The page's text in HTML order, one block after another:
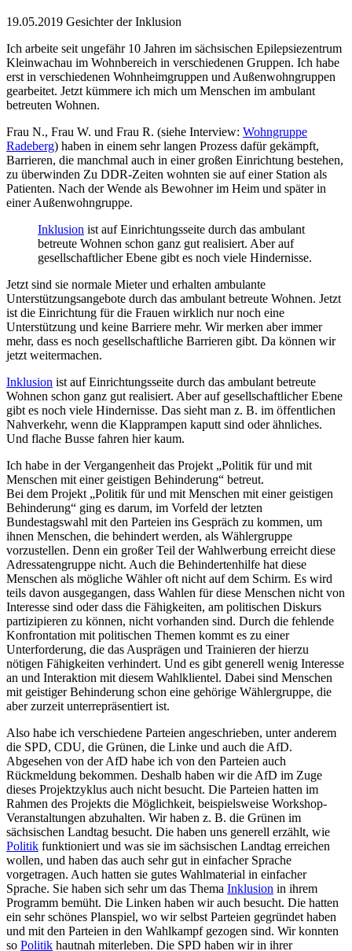
19.05.2019 Gesichter der Inklusion
Ich arbeite seit ungefähr 10 Jahren im sächsischen Epilepsiezentrum
Kleinwachau im Wohnbereich in verschiedenen Gruppen. Ich habe
erst in verschiedenen Wohnheimgruppen und Außenwohngruppen
gearbeitet. Jetzt kümmere ich mich um Menschen im ambulant
betreuten Wohnen.
Frau N., Frau W. und Frau R. (siehe Interview: Wohngruppe
Radeberg) haben in einem sehr langen Prozess dafür gekämpft,
Barrieren, die manchmal auch in einer großen Einrichtung bestehen,
zu überwinden Zu DDR-Zeiten wohnten sie auf einer Station als
Patienten. Nach der Wende als Bewohner im Heim und später in
einer Außenwohngruppe.
Inklusion ist auf Einrichtungsseite durch das ambulant
betreute Wohnen schon ganz gut realisiert. Aber auf
gesellschaftlicher Ebene gibt es noch viele Hindernisse.
Jetzt sind sie normale Mieter und erhalten ambulante
Unterstützungsangebote durch das ambulant betreute Wohnen. Jetzt
ist die Einrichtung für die Frauen wirklich nur noch eine
Unterstützung und keine Barriere mehr. Wir merken aber immer
mehr, dass es noch gesellschaftliche Barrieren gibt. Da können wir
jetzt weitermachen.
Inklusion ist auf Einrichtungsseite durch das ambulant betreute
Wohnen schon ganz gut realisiert. Aber auf gesellschaftlicher Ebene
gibt es noch viele Hindernisse. Das sieht man z. B. im öffentlichen
Nahverkehr, wenn die Klapprampen kaputt sind oder ähnliches.
Und flache Busse fahren hier kaum.
Ich habe in der Vergangenheit das Projekt „Politik für und mit
Menschen mit einer geistigen Behinderung“ betreut.
Bei dem Projekt „Politik für und mit Menschen mit einer geistigen
Behinderung“ ging es darum, im Vorfeld der letzten
Bundestagswahl mit den Parteien ins Gespräch zu kommen, um
ihnen Menschen, die behindert werden, als Wählergruppe
vorzustellen. Denn ein großer Teil der Wahlwerbung erreicht diese
Adressatengruppe nicht. Auch die Behindertenhilfe hat diese
Menschen als mögliche Wähler oft nicht auf dem Schirm. Es wird
teils davon ausgegangen, dass Wahlen für diese Menschen nicht von
Interesse sind oder dass die Fähigkeiten, am politischen Diskurs
partizipieren zu können, nicht vorhanden sind. Durch die fehlende
Konfrontation mit politischen Themen kommt es zu einer
Unterforderung, die das Ausprägen und Trainieren der hierzu
nötigen Fähigkeiten verhindert. Und es gibt generell wenig Interesse
an und Interaktion mit diesem Wahlklientel. Dabei sind Menschen
mit geistiger Behinderung schon eine gehörige Wählergruppe, die
aber zurzeit unterrepräsentiert ist.
Also habe ich verschiedene Parteien angeschrieben, unter anderem
die SPD, CDU, die Grünen, die Linke und auch die AfD.
Abgesehen von der AfD habe ich von den Parteien auch
Rückmeldung bekommen. Deshalb haben wir die AfD im Zuge
dieses Projektzyklus auch nicht besucht. Die Parteien hatten im
Rahmen des Projekts die Möglichkeit, beispielsweise Workshop-
Veranstaltungen abzuhalten. Wir haben z. B. die Grünen im
sächsischen Landtag besucht. Die haben uns generell erzählt, wie
Politik funktioniert und was sie im sächsischen Landtag erreichen
wollen, und haben das auch sehr gut in einfacher Sprache
vorgetragen. Auch hatten sie gutes Wahlmaterial in einfacher
Sprache. Sie haben sich sehr um das Thema Inklusion in ihrem
Programm bemüht. Die Linken haben wir auch besucht. Die hatten
ein sehr schönes Planspiel, wo wir selbst Parteien gegründet haben
und mit den Parteien in den Wahlkampf gezogen sind. Wir konnten
so Politik hautnah miterleben. Die SPD haben wir in ihrer